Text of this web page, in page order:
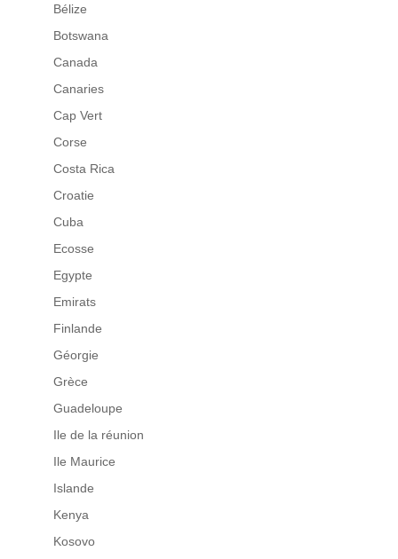
Bélize
Botswana
Canada
Canaries
Cap Vert
Corse
Costa Rica
Croatie
Cuba
Ecosse
Egypte
Emirats
Finlande
Géorgie
Grèce
Guadeloupe
Ile de la réunion
Ile Maurice
Islande
Kenya
Kosovo